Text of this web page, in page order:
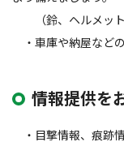
（鈴、ヘルメット
・車庫や納屋など
情報提供を
・目撃情報、痕跡